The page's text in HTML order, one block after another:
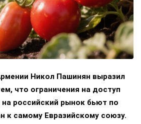
Никол Пашинян выразил
что ограничения на доступ
российский рынок бьют по
к самому Евразийскому союзу.